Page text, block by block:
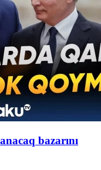
bazarını